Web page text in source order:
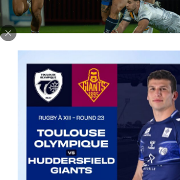
The End of Reubenn Rennie’s Olympian Journey